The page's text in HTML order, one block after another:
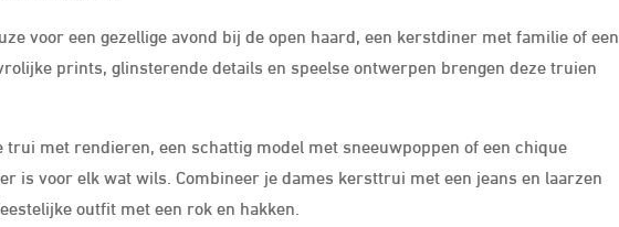
voor een gezellige avond bij de open haard, een kerstdiner met familie of een
prints, glinsterende details en speelse ontwerpen brengen deze truien
trui met rendieren, een schattig model met sneeuwpoppen of een chique
is voor elk wat wils. Combineer je dames kersttrui met een jeans en laarzen
outfit met een rok en hakken.